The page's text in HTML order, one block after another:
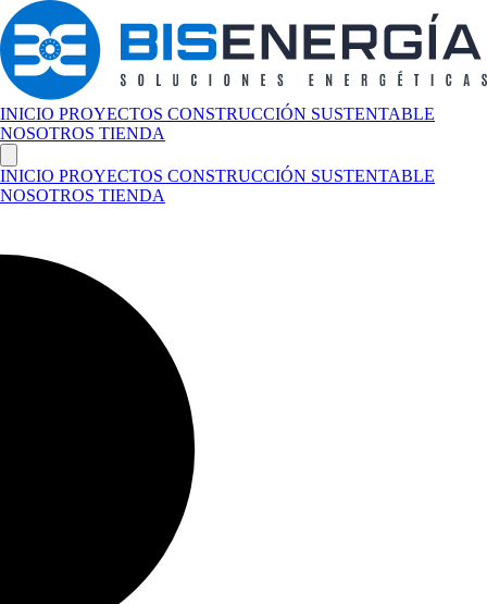
INICIO PROYECTOS CONSTRUCCIÓN SUSTENTABLE
NOSOTROS TIENDA
INICIO PROYECTOS CONSTRUCCIÓN SUSTENTABLE
NOSOTROS TIENDA